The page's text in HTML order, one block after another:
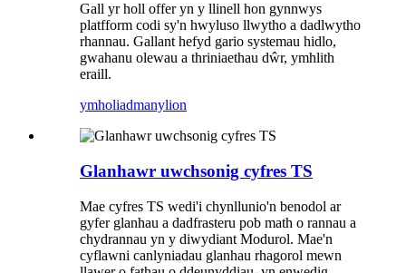
Gall yr holl offer yn y llinell hon gynnwys
platfform codi sy'n hwyluso llwytho a dadlwytho
rhannau. Gallant hefyd gario systemau hidlo,
gwahanu olewau a thriniaethau dŵr, ymhlith
eraill.
ymholiadmanylion
Glanhawr uwchsonig cyfres TS
Mae cyfres TS wedi'i chynllunio'n benodol ar
gyfer glanhau a dadfrasteru pob math o rannau a
chydrannau yn y diwydiant Modurol. Mae'n
cyflawni canlyniadau glanhau rhagorol mewn